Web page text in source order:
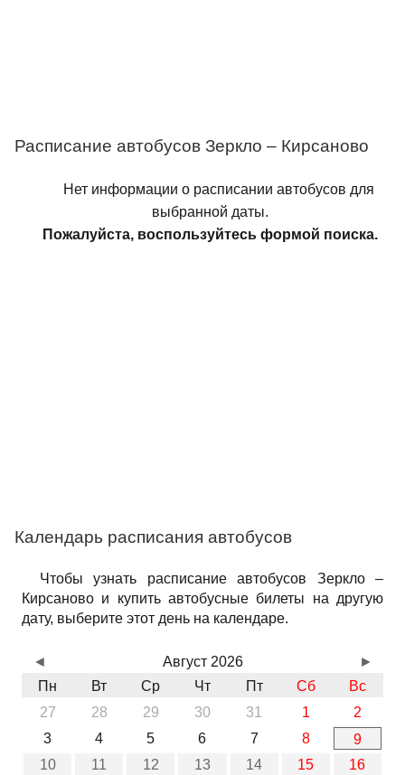
Расписание автобусов Зеркло – Кирсаново
Нет информации о расписании автобусов для
выбранной даты.
Пожалуйста, воспользуйтесь формой поиска.
Календарь расписания автобусов
Чтобы узнать расписание автобусов Зеркло –
Кирсаново и купить автобусные билеты на другую
дату, выберите этот день на календаре.
Август 2026
Пн
Вт Ср Чт Пт Сб
Вс
27
28 29 30 31 1
2
3
4 5 6 7 8
9
10
11 12 13 14 15
16
◄ ►